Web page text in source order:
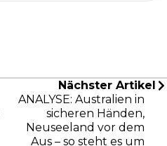
Nächster Artikel
ANALYSE: Australien in
sicheren Händen,
Neuseeland vor dem
Aus – so steht es um